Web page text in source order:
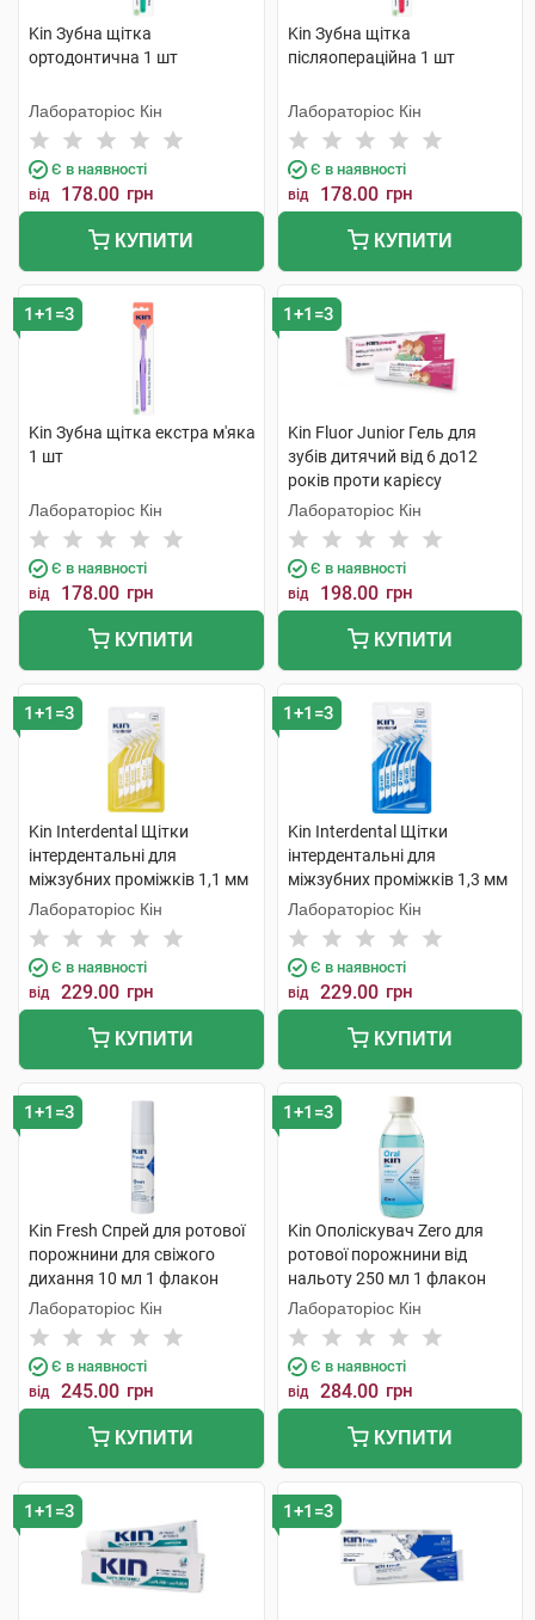
Kin Зубна щітка
ортодонтична 1 шт
Лабораторіос Кін
Є в наявності
від 178.00 грн
КУПИТИ
Kin Зубна щітка
післяопераційна 1 шт
Лабораторіос Кін
Є в наявності
від 178.00 грн
КУПИТИ
1+1=3
Kin Зубна щітка екстра м'яка
1 шт
Лабораторіос Кін
Є в наявності
від 178.00 грн
КУПИТИ
1+1=3
Kin Fluor Junior Гель для
зубів дитячий від 6 до12
років проти карієсу
полуниця 75 мл 1 туба
Лабораторіос Кін
Є в наявності
від 198.00 грн
КУПИТИ
1+1=3
Kin Interdental Щітки
інтердентальні для
міжзубних проміжків 1,1 мм
6 шт
Лабораторіос Кін
Є в наявності
від 229.00 грн
КУПИТИ
1+1=3
Kin Interdental Щітки
інтердентальні для
міжзубних проміжків 1,3 мм
6 шт
Лабораторіос Кін
Є в наявності
від 229.00 грн
КУПИТИ
1+1=3
Kin Fresh Спрей для ротової
порожнини для свіжого
дихання 10 мл 1 флакон
Лабораторіос Кін
Є в наявності
від 245.00 грн
КУПИТИ
1+1=3
Kin Ополіскувач Zero для
ротової порожнини від
нальоту 250 мл 1 флакон
Лабораторіос Кін
Є в наявності
від 284.00 грн
КУПИТИ
1+1=3 1+1=3